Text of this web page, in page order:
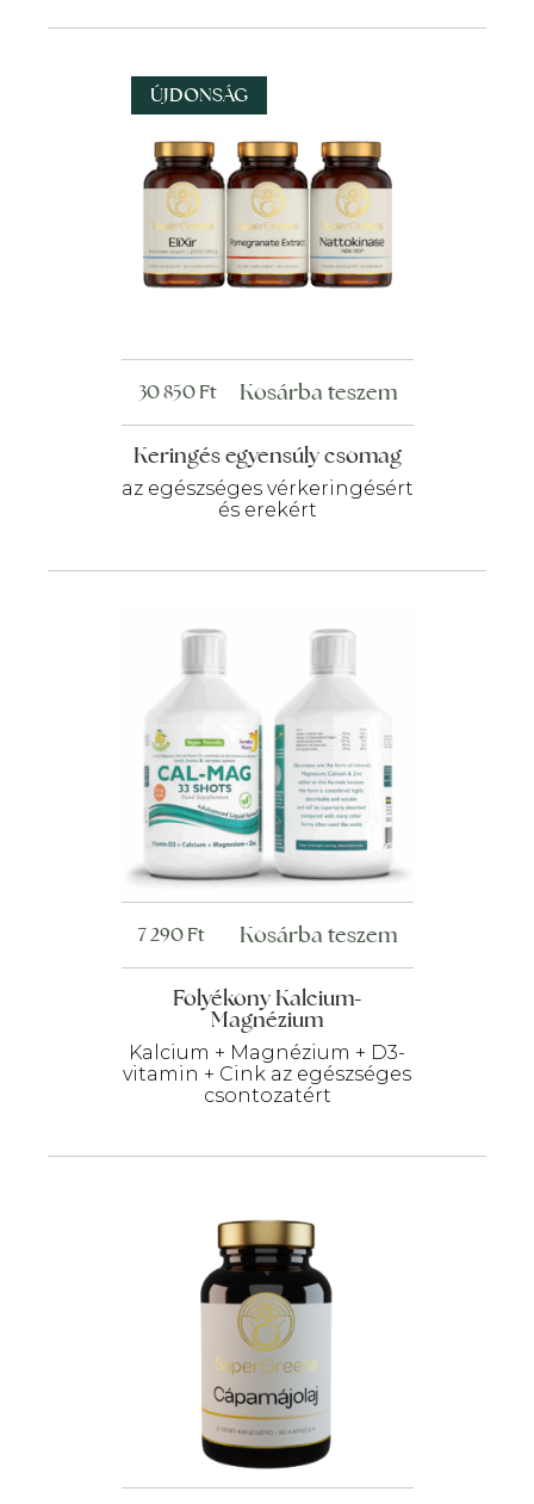
ÚJDONSÁG
Keringés egyensúly csomag
az egészséges vérkeringésért
és erekért
30 850Ft Kosárba teszem
Folyékony Kalcium-
Magnézium
Kalcium + Magnézium + D3-
vitamin + Cink az egészséges
csontozatért
7 290Ft Kosárba teszem